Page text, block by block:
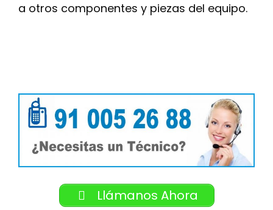
a otros componentes y piezas del equipo.
Llámanos Ahora